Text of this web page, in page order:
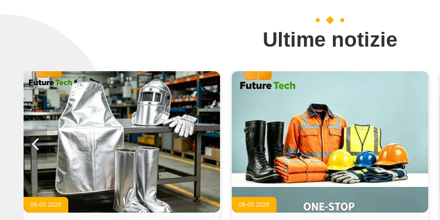
Ultime notizie
08-05 2026 08-05 2026
